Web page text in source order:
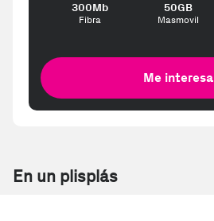
300Mb
Fibra
50GB
Masmovil
Me interesa
En un plisplás